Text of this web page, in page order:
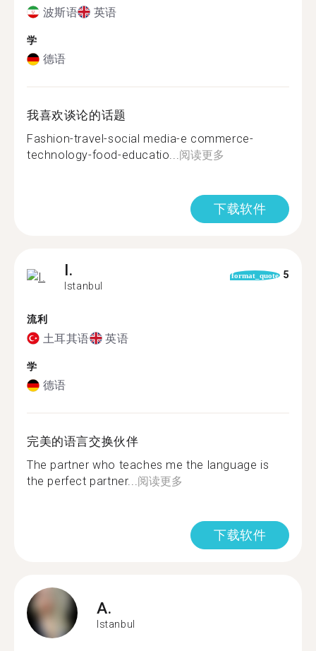
波斯语 英语
学
德语
我喜欢谈论的话题
Fashion-travel-social media-e commerce-
technology-food-educatio...阅读更多
下载软件
I.
Istanbul
format_quote 5
流利
土耳其语 英语
学
德语
完美的语言交换伙伴
The partner who teaches me the language is
the perfect partner...阅读更多
下载软件
A.
Istanbul